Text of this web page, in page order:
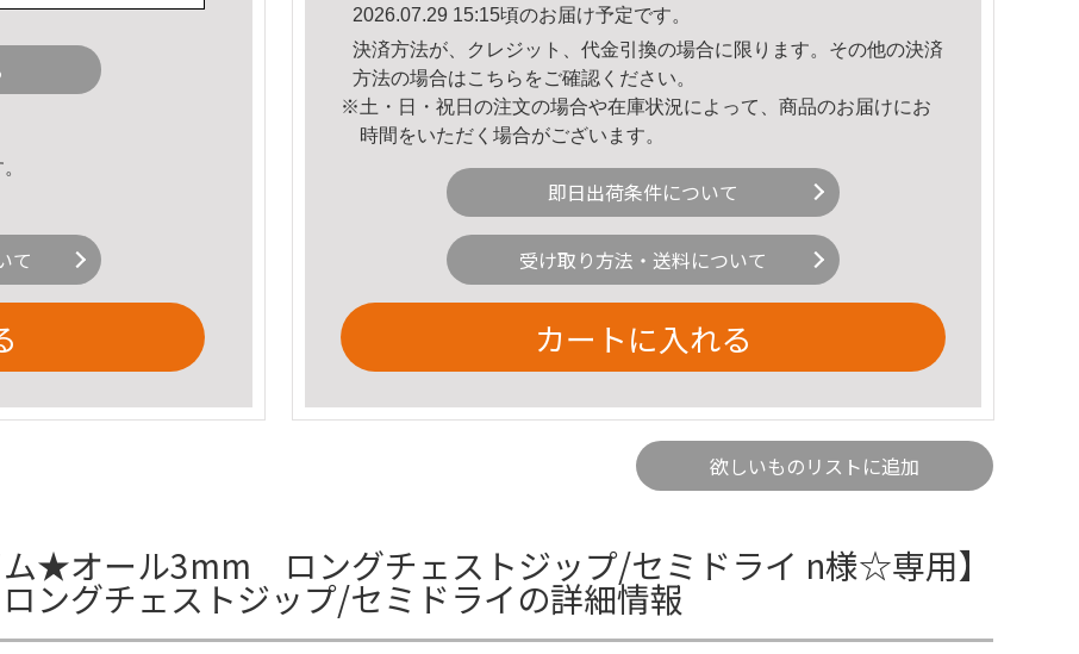
て
2026.07.29 15:15頃のお届け予定です。
決済方法が、クレジット、代金引換の場合に限ります。その他の決済
方法の場合はこちら をご確認ください。
※土・日・祝日の注文の場合や在庫状況によって、商品のお届けにお
時間をいただく場合がございます。
即日出荷条件について
受け取り方法・送料について
カートに入れる
欲しいものリストに追加
★オール3mm ロングチェストジップ/セミドライ n様☆専用】
グチェストジップ/セミドライの詳細情報